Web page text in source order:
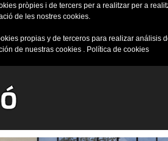
pròpies i de tercers per a realitzar per a
de les nostres cookies.
propias y de terceros para realizar
de nuestras cookies . Política de cookies